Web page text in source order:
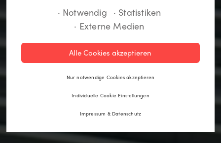
Registrieren
· Notwendig · Statistiken
· Externe Medien
Alle Cookies akzeptieren
Nur notwendige Cookies akzeptieren
Individuelle Cookie Einstellungen
Impressum & Datenschutz